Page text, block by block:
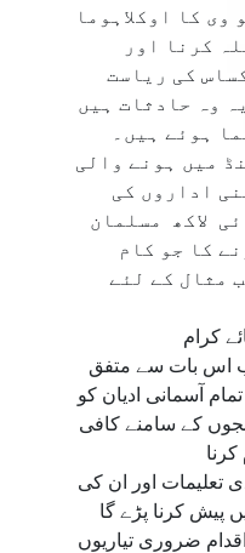
کا اوکلاہوما
کرنا اور
کی ریاست
وہ حادثات ہیں
ہوئے ہیں۔
میں ہونے والی
اداروں کی
لاكھ مسلمان
کا جو کام
مثال كے لئے
کرام
اس بات سے متفق
آسمانی ادیان کو
کے سامنے کافی
تعلیمات اور ان کی
پیش کرنا پڑے گا
ضروری تیاریوں